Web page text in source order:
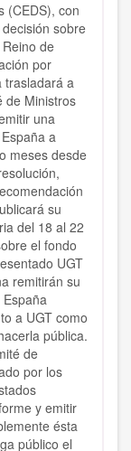
(CEDS), con
sobre
de
por
trasladará a
de Ministros
una
a
meses desde
su
del 18 al 22
el fondo
UGT
remitirán su
a UGT como
pública.
de
por los
y emitir
ésta
público el